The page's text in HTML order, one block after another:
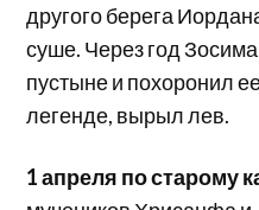
другого берега
суше. Через год
пустыне и похоронил
легенде, вырыл лев.
1 апреля по старому